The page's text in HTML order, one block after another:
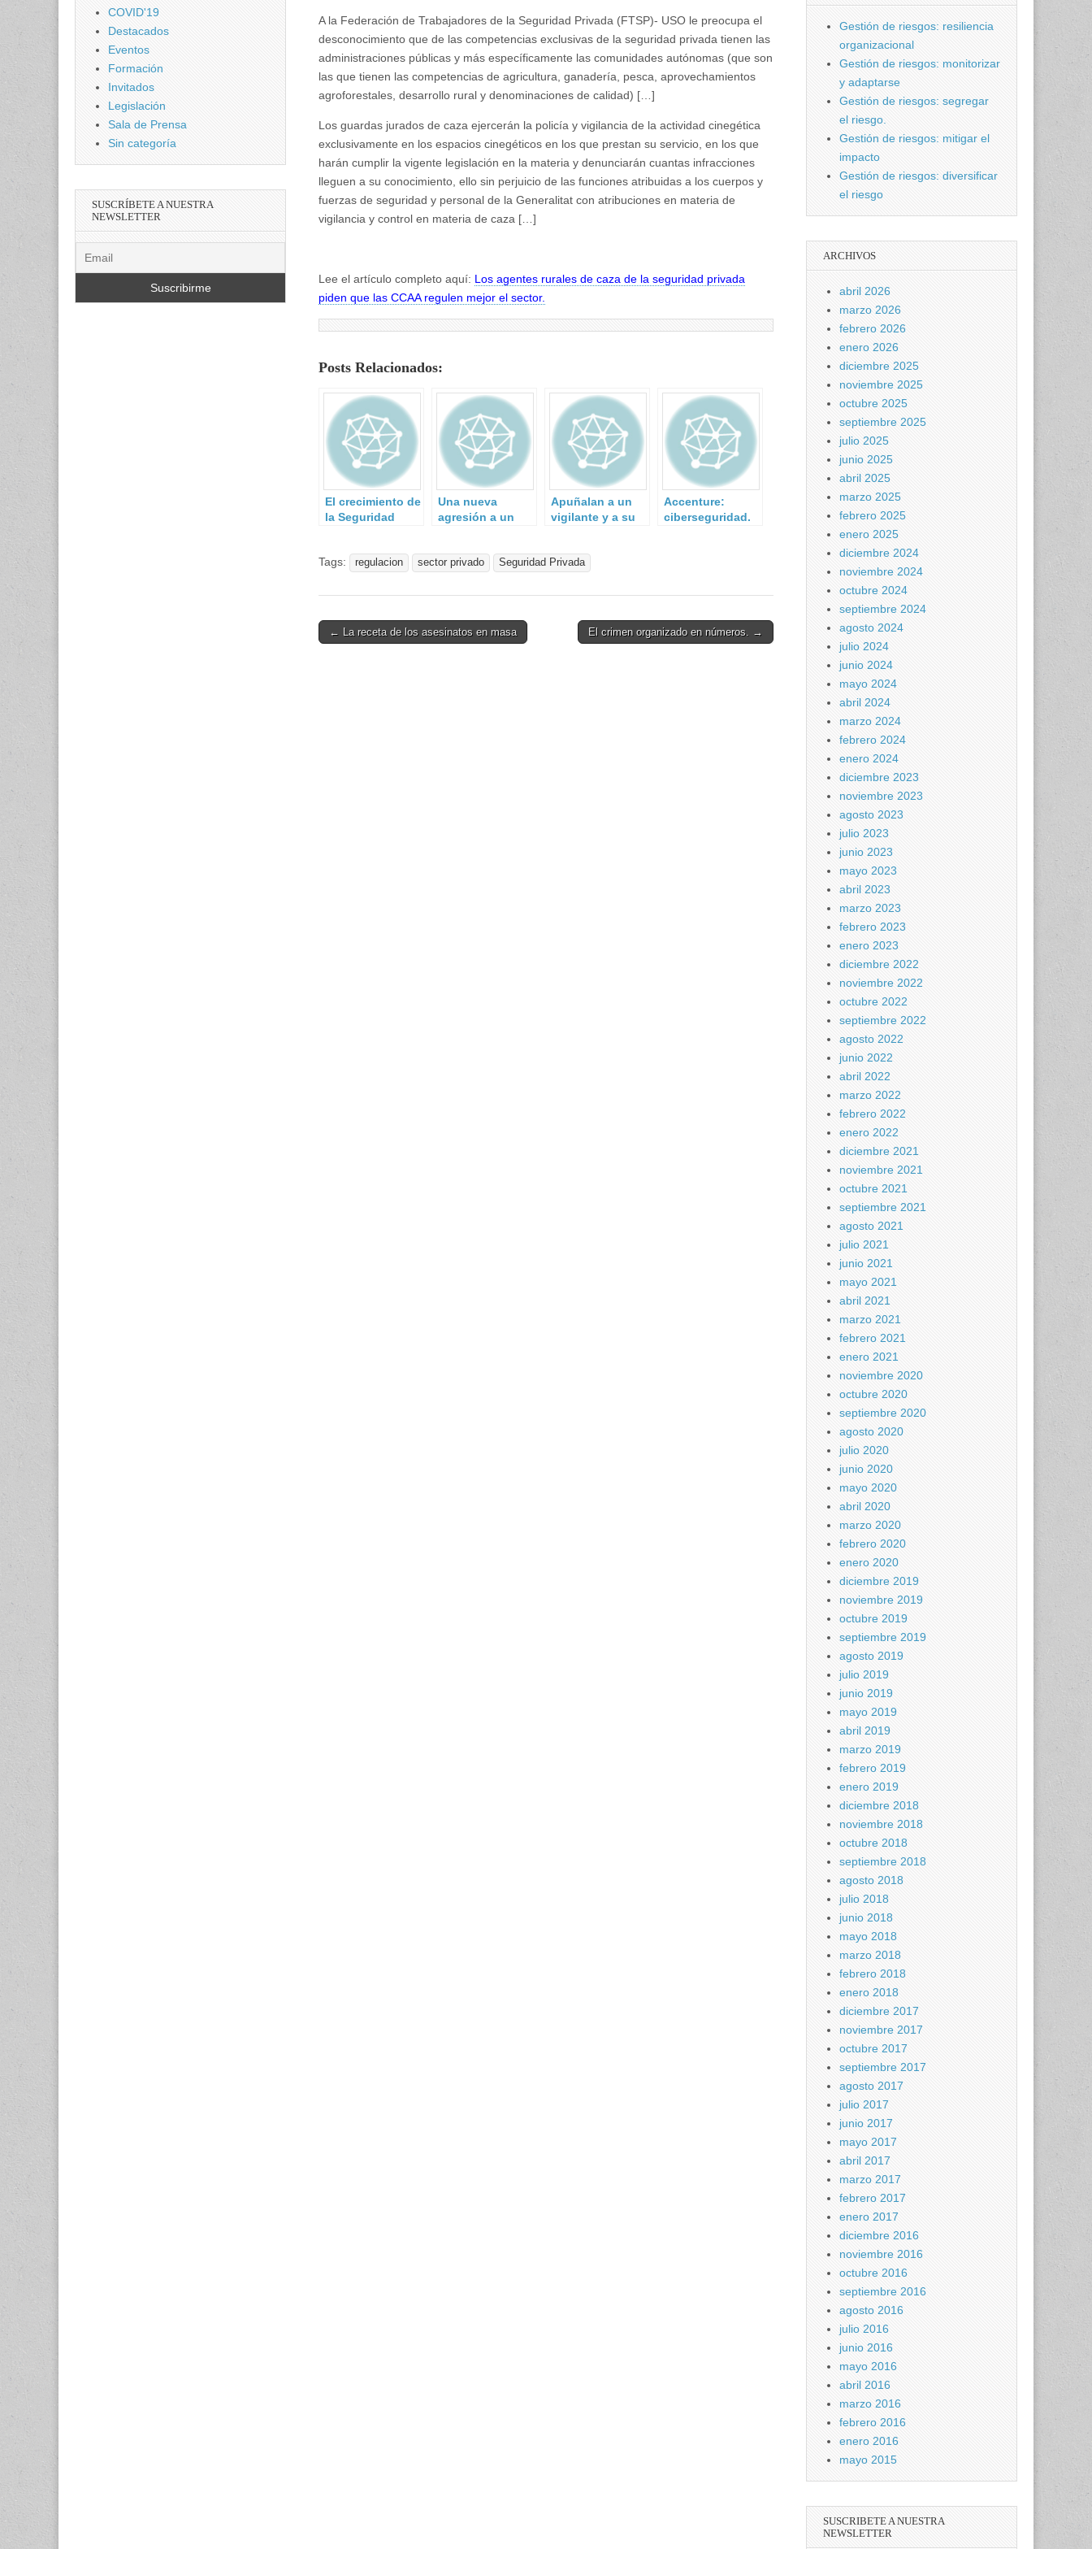
A la Federación de Trabajadores de la Seguridad Privada (FTSP)- USO​ le preocupa el
desconocimiento que de las competencias exclusivas de la seguridad privada tienen las
administraciones públicas y más específicamente las comunidades autónomas (que son
las que tienen las competencias de agricultura, ganadería, pesca, aprovechamientos
agroforestales, desarrollo rural y denominaciones de calidad) […]
Los guardas jurados de caza ejercerán la policía y vigilancia de la actividad cinegética
exclusivamente en los espacios cinegéticos en los que prestan su servicio, en los que
harán cumplir la vigente legislación en la materia y denunciarán cuantas infracciones
lleguen a su conocimiento, ello sin perjuicio de las funciones atribuidas a los cuerpos y
fuerzas de seguridad y personal de la Generalitat con atribuciones en materia de
vigilancia y control en materia de caza […]
Lee el artículo completo aquí: Los agentes rurales de caza de la seguridad privada
piden que las CCAA regulen mejor el sector.
Posts Relacionados:
El crecimiento de
la Seguridad
Una nueva
agresión a un
Apuñalan a un
vigilante y a su
Accenture:
ciberseguridad.
Tags: regulacion sector privado Seguridad Privada
Post← La receta de los asesinatos en masa El crimen organizado en números. →
COVID'19
Destacados
Eventos
Formación
Invitados
Legislación
Sala de Prensa
Sin categoría
SUSCRÍBETE A NUESTRA
NEWSLETTER
Gestión de riesgos: resiliencia
organizacional
Gestión de riesgos: monitorizar
y adaptarse
Gestión de riesgos: segregar
el riesgo.
Gestión de riesgos: mitigar el
impacto
Gestión de riesgos: diversificar
el riesgo
ARCHIVOS
abril 2026
marzo 2026
febrero 2026
enero 2026
diciembre 2025
noviembre 2025
octubre 2025
septiembre 2025
julio 2025
junio 2025
abril 2025
marzo 2025
febrero 2025
enero 2025
diciembre 2024
noviembre 2024
octubre 2024
septiembre 2024
agosto 2024
julio 2024
junio 2024
mayo 2024
abril 2024
marzo 2024
febrero 2024
enero 2024
diciembre 2023
noviembre 2023
agosto 2023
julio 2023
junio 2023
mayo 2023
abril 2023
marzo 2023
febrero 2023
enero 2023
diciembre 2022
noviembre 2022
octubre 2022
septiembre 2022
agosto 2022
junio 2022
abril 2022
marzo 2022
febrero 2022
enero 2022
diciembre 2021
noviembre 2021
octubre 2021
septiembre 2021
agosto 2021
julio 2021
junio 2021
mayo 2021
abril 2021
marzo 2021
febrero 2021
enero 2021
noviembre 2020
octubre 2020
septiembre 2020
agosto 2020
julio 2020
junio 2020
mayo 2020
abril 2020
marzo 2020
febrero 2020
enero 2020
diciembre 2019
noviembre 2019
octubre 2019
septiembre 2019
agosto 2019
julio 2019
junio 2019
mayo 2019
abril 2019
marzo 2019
febrero 2019
enero 2019
diciembre 2018
noviembre 2018
octubre 2018
septiembre 2018
agosto 2018
julio 2018
junio 2018
mayo 2018
marzo 2018
febrero 2018
enero 2018
diciembre 2017
noviembre 2017
octubre 2017
septiembre 2017
agosto 2017
julio 2017
junio 2017
mayo 2017
abril 2017
marzo 2017
febrero 2017
enero 2017
diciembre 2016
noviembre 2016
octubre 2016
septiembre 2016
agosto 2016
julio 2016
junio 2016
mayo 2016
abril 2016
marzo 2016
febrero 2016
enero 2016
mayo 2015
SUSCRIBETE A NUESTRA
NEWSLETTER